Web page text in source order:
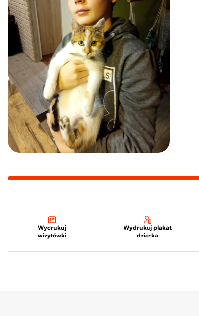
Wydrukuj
wizytówki
Wydrukuj plakat
dziecka